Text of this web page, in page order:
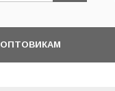
ОПТОВИКАМ